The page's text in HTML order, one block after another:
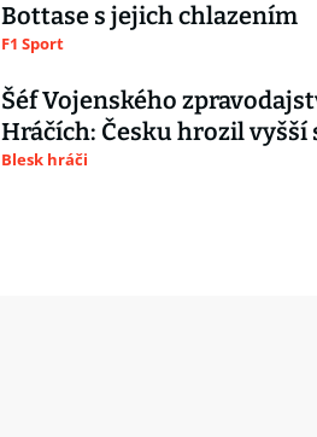
Bottase s jejich chlazením
F1 Sport
Šéf Vojenského
Hráčích: Česku hrozil vyšší
Blesk hráči